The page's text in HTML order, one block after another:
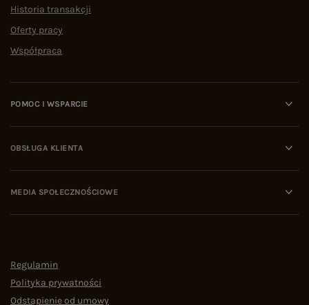
Historia transakcji
Oferty pracy
Współpraca
POMOC I WSPARCIE
OBSŁUGA KLIENTA
MEDIA SPOŁECZNOŚCIOWE
Regulamin
Polityka prywatności
Odstąpienie od umowy